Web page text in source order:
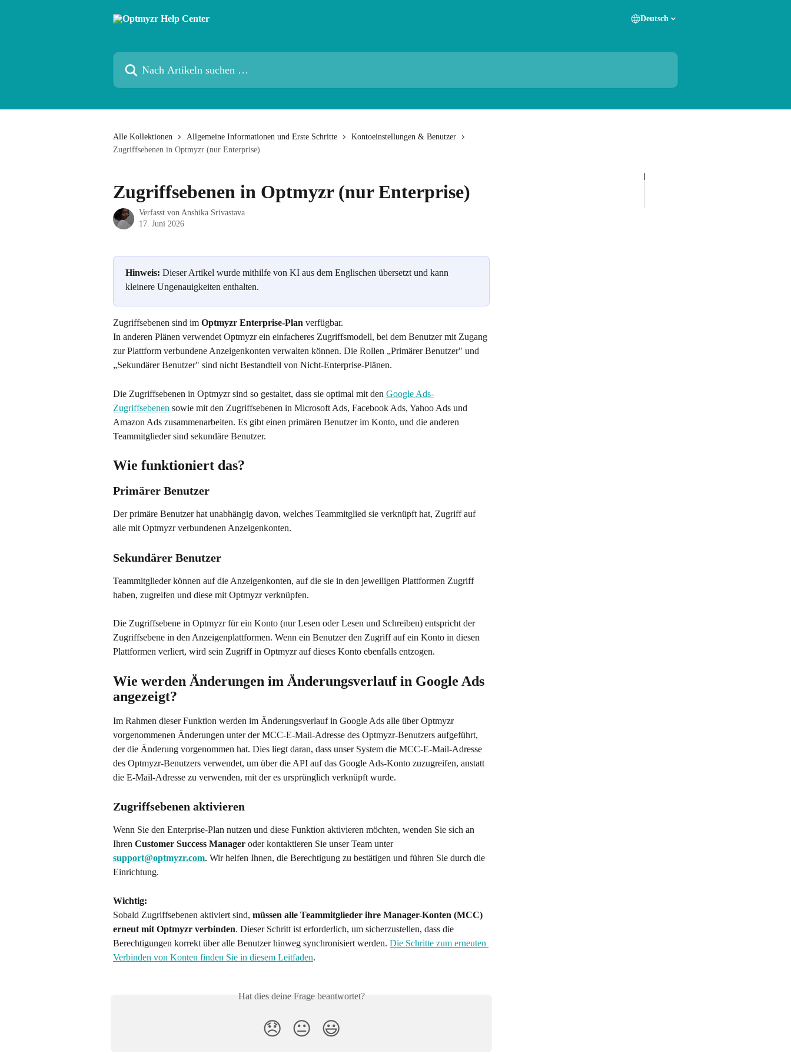
Deutsch
Nach Artikeln suchen …
Alle Kollektionen Allgemeine Informationen und Erste Schritte
Kontoeinstellungen & Benutzer
Zugriffsebenen in Optmyzr (nur Enterprise)
Zugriffsebenen in Optmyzr (nur Enterprise)
Verfasst von Anshika Srivastava
17. Juni 2026
Hinweis: Dieser Artikel wurde mithilfe von KI aus dem Englischen übersetzt und kann
kleinere Ungenauigkeiten enthalten.
Zugriffsebenen sind im Optmyzr Enterprise-Plan verfügbar.
In anderen Plänen verwendet Optmyzr ein einfacheres Zugriffsmodell, bei dem Benutzer mit Zugang
zur Plattform verbundene Anzeigenkonten verwalten können. Die Rollen „Primärer Benutzer" und
„Sekundärer Benutzer" sind nicht Bestandteil von Nicht-Enterprise-Plänen.
Die Zugriffsebenen in Optmyzr sind so gestaltet, dass sie optimal mit den Google Ads-
Zugriffsebenen sowie mit den Zugriffsebenen in Microsoft Ads, Facebook Ads, Yahoo Ads und
Amazon Ads zusammenarbeiten. Es gibt einen primären Benutzer im Konto, und die anderen
Teammitglieder sind sekundäre Benutzer.
Wie funktioniert das?
Primärer Benutzer
Der primäre Benutzer hat unabhängig davon, welches Teammitglied sie verknüpft hat, Zugriff auf
alle mit Optmyzr verbundenen Anzeigenkonten.
Sekundärer Benutzer
Teammitglieder können auf die Anzeigenkonten, auf die sie in den jeweiligen Plattformen Zugriff
haben, zugreifen und diese mit Optmyzr verknüpfen.
Die Zugriffsebene in Optmyzr für ein Konto (nur Lesen oder Lesen und Schreiben) entspricht der
Zugriffsebene in den Anzeigenplattformen. Wenn ein Benutzer den Zugriff auf ein Konto in diesen
Plattformen verliert, wird sein Zugriff in Optmyzr auf dieses Konto ebenfalls entzogen.
Wie werden Änderungen im Änderungsverlauf in Google Ads
angezeigt?
Im Rahmen dieser Funktion werden im Änderungsverlauf in Google Ads alle über Optmyzr
vorgenommenen Änderungen unter der MCC-E-Mail-Adresse des Optmyzr-Benutzers aufgeführt,
der die Änderung vorgenommen hat. Dies liegt daran, dass unser System die MCC-E-Mail-Adresse
des Optmyzr-Benutzers verwendet, um über die API auf das Google Ads-Konto zuzugreifen, anstatt
die E-Mail-Adresse zu verwenden, mit der es ursprünglich verknüpft wurde.
Zugriffsebenen aktivieren
Wenn Sie den Enterprise-Plan nutzen und diese Funktion aktivieren möchten, wenden Sie sich an
Ihren Customer Success Manager oder kontaktieren Sie unser Team unter
support@optmyzr.com. Wir helfen Ihnen, die Berechtigung zu bestätigen und führen Sie durch die
Einrichtung.
Wichtig:
Sobald Zugriffsebenen aktiviert sind, müssen alle Teammitglieder ihre Manager-Konten (MCC)
erneut mit Optmyzr verbinden. Dieser Schritt ist erforderlich, um sicherzustellen, dass die
Berechtigungen korrekt über alle Benutzer hinweg synchronisiert werden. Die Schritte zum erneuten
Verbinden von Konten finden Sie in diesem Leitfaden.
Hat dies deine Frage beantwortet?
😞 😐 😃